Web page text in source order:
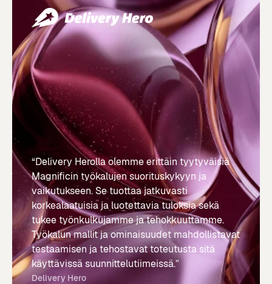
“Delivery Herolla olemme erittäin tyytyväisiä
Magnificin työkalujen suorituskykyyn ja
vaikutukseen. Se tuottaa jatkuvasti
korkealaatuisia ja luotettavia tuloksia sekä
tukee työnkulkujamme ja tehokkuuttamme.
Työkalun mallit ja ominaisuudet mahdollistavat
testaamisen ja tehostavat toteutusta sitä
käyttävissä suunnittelutiimeissä.”
Delivery Hero